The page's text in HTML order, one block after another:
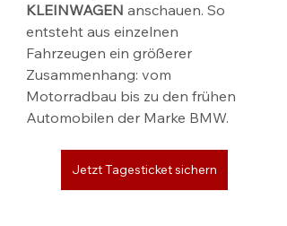
KLEINWAGEN anschauen. So
entsteht aus einzelnen
Fahrzeugen ein größerer
Zusammenhang: vom
Motorradbau bis zu den frühen
Automobilen der Marke BMW.
Jetzt Tagesticket sichern